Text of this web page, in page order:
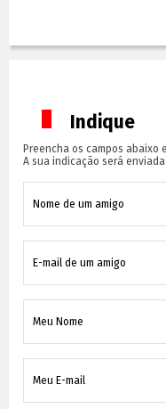
Indique
Preencha os campos abaixo
A sua indicação será